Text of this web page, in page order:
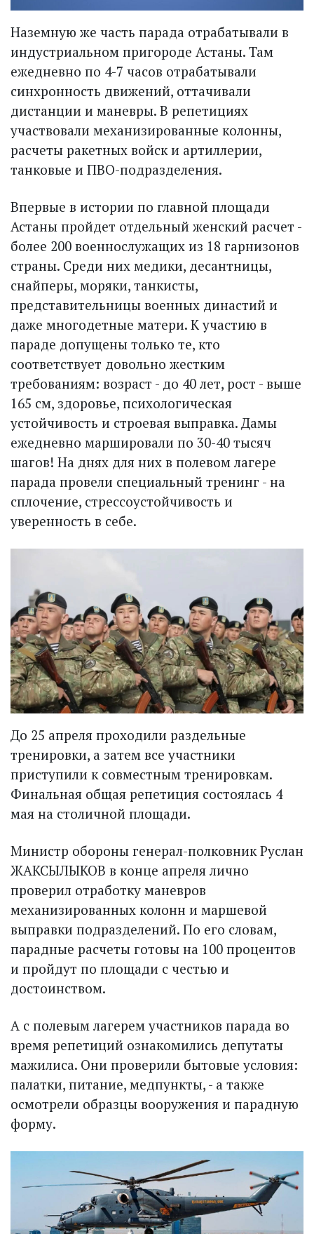
Наземную же часть парада отрабатывали в
индустриальном пригороде Астаны. Там
ежедневно по 4-7 часов отрабатывали
синхронность движений, оттачивали
дистанции и маневры. В репетициях
участвовали механизированные колонны,
расчеты ракетных войск и артиллерии,
танковые и ПВО-под­разделения.
Впервые в истории по главной площади
Астаны пройдет отдельный женский расчет -
более 200 военнослужащих из 18 гарнизонов
страны. Среди них медики, десантницы,
снайперы, моряки, танкисты,
представительницы военных династий и
даже многодетные матери. К участию в
параде допущены только те, кто
соответствует довольно жестким
требованиям: возраст - до 40 лет, рост - выше
165 см, здоровье, психологическая
устойчивость и строевая выправка. Дамы
ежедневно маршировали по 30-40 тысяч
шагов! На днях для них в полевом лагере
парада провели специальный тренинг - на
сплочение, стрессоустойчивость и
уверенность в себе.
До 25 апреля проходили раздельные
тренировки, а затем все участники
приступили к совместным тренировкам.
Финальная общая репетиция состоялась 4
мая на столичной площади.
Министр обороны генерал-полковник Руслан
ЖАКСЫЛЫКОВ в конце апреля лично
проверил отработку маневров
механизированных колонн и маршевой
выправки подразделений. По его словам,
парадные расчеты готовы на 100 процентов
и пройдут по площади с чес­тью и
достоинством.
А с полевым лагерем участников парада во
время репетиций ознакомились депутаты
мажилиса. Они проверили бытовые условия:
палатки, питание, медпункты, - а также
осмотрели образцы вооружения и парадную
форму.